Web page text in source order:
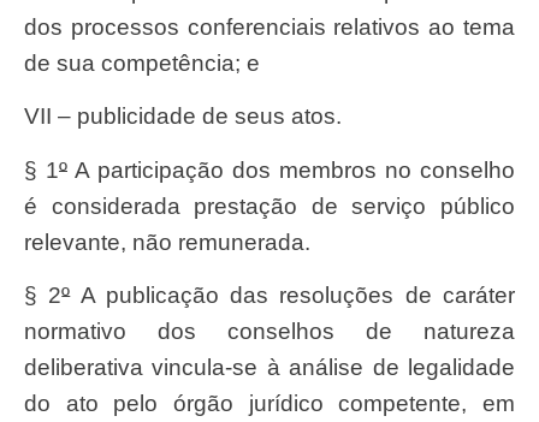
dos processos conferenciais relativos ao tema
de sua competência; e
VII – publicidade de seus atos.
§ 1º A participação dos membros no conselho
é considerada prestação de serviço público
relevante, não remunerada.
§ 2ºA publicação das resoluções de caráter
normativo dos conselhos de natureza
deliberativa vincula-se à análise de legalidade
do ato pelo órgão jurídico competente, em